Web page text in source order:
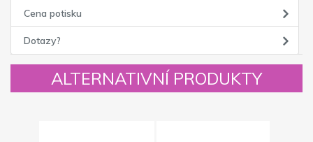
Cena potisku
Dotazy?
ALTERNATIVNÍ PRODUKTY